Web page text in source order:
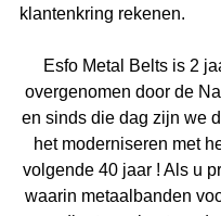
klantenkring rekenen.
Esfo Metal Belts is 2
overgenomen door de
en sinds die dag zijn we
het moderniseren met
volgende 40 jaar ! Als u
waarin metaalbanden